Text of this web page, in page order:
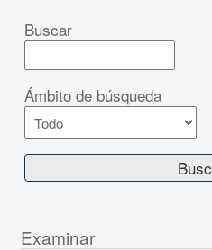
Buscar
Ámbito de búsqueda
Examinar